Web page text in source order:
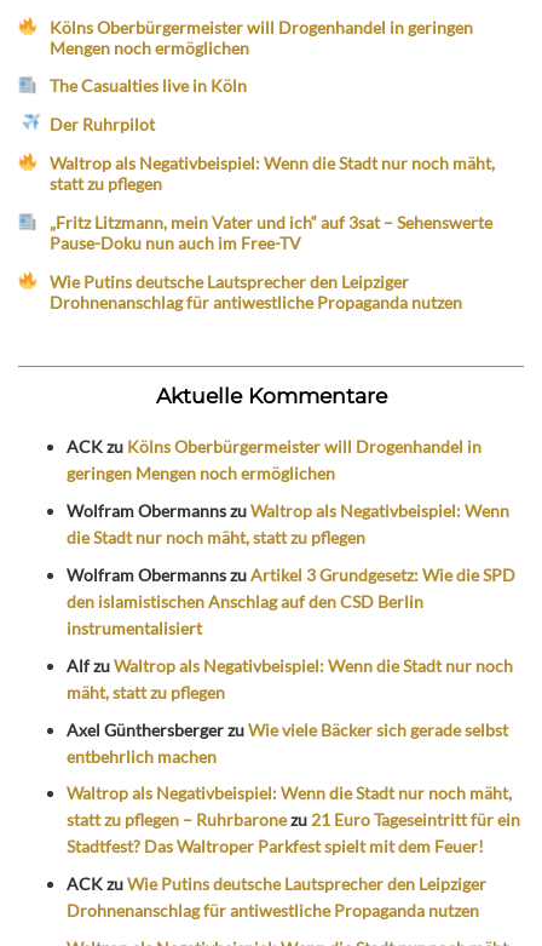
Kölns Oberbürgermeister will Drogenhandel in geringen
Mengen noch ermöglichen
The Casualties live in Köln
Der Ruhrpilot
Waltrop als Negativbeispiel: Wenn die Stadt nur noch mäht,
statt zu pflegen
„Fritz Litzmann, mein Vater und ich“ auf 3sat – Sehenswerte
Pause-Doku nun auch im Free-TV
Wie Putins deutsche Lautsprecher den Leipziger
Drohnenanschlag für antiwestliche Propaganda nutzen
Aktuelle Kommentare
ACKzu Kölns Oberbürgermeister will Drogenhandel in
geringen Mengen noch ermöglichen
Wolfram ObermannszuWaltrop als Negativbeispiel: Wenn
die Stadt nur noch mäht, statt zu pflegen
Wolfram ObermannszuArtikel 3 Grundgesetz: Wie die SPD
den islamistischen Anschlag auf den CSD Berlin
instrumentalisiert
AlfzuWaltrop als Negativbeispiel: Wenn die Stadt nur noch
mäht, statt zu pflegen
Axel GünthersbergerzuWie viele Bäcker sich gerade selbst
entbehrlich machen
Waltrop als Negativbeispiel: Wenn die Stadt nur noch mäht,
statt zu pflegen – Ruhrbaronezu21 Euro Tageseintritt für ein
Stadtfest? Das Waltroper Parkfest spielt mit dem Feuer!
ACKzuWie Putins deutsche Lautsprecher den Leipziger
Drohnenanschlag für antiwestliche Propaganda nutzen